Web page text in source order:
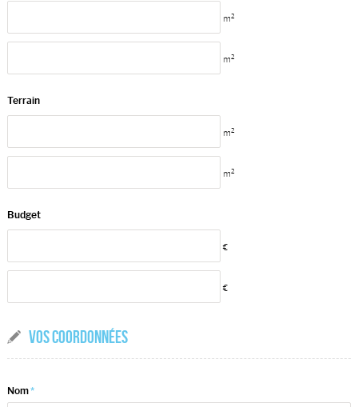
m2
m2
Terrain
m2
m2
Budget
€
€
VOS COORDONNÉES
Nom*